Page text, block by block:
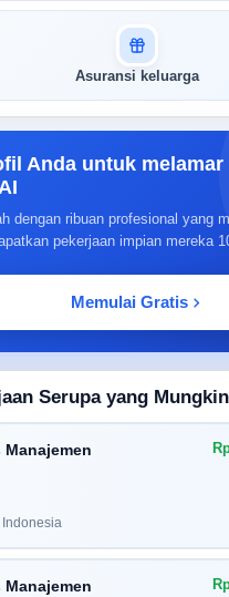
Asuransi keluarga
Anda untuk
dengan ribuan profesional yang
pekerjaan impian mereka
Memulai Gratis
Serupa yang
Indonesia